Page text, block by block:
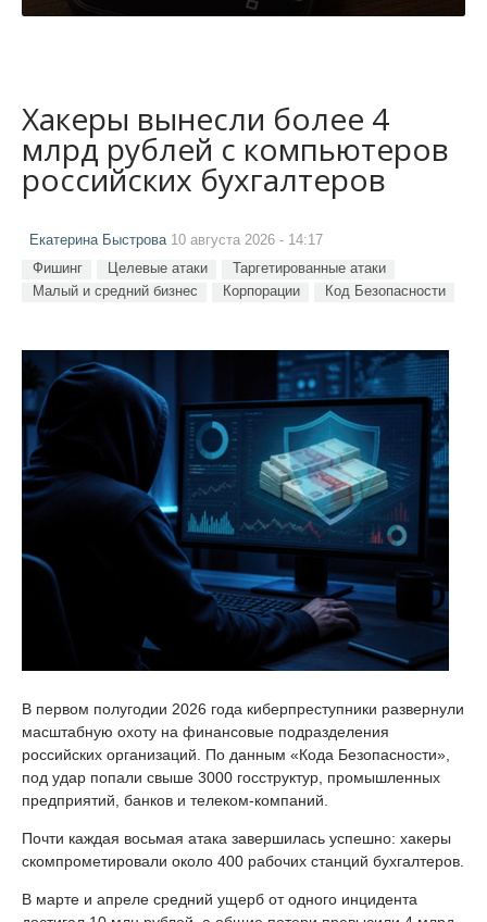
Хакеры вынесли более 4
млрд рублей с компьютеров
российских бухгалтеров
Екатерина Быстрова10 августа 2026 - 14:17
Фишинг Целевые атаки
Таргетированные атаки
Малый и средний бизнес
Корпорации Код Безопасности
В первом полугодии 2026 года киберпреступники развернули
масштабную охоту на финансовые подразделения
российских организаций. По данным «Кода Безопасности»,
под удар попали свыше 3000 госструктур, промышленных
предприятий, банков и телеком-компаний.
Почти каждая восьмая атака завершилась успешно: хакеры
скомпрометировали около 400 рабочих станций бухгалтеров.
В марте и апреле средний ущерб от одного инцидента